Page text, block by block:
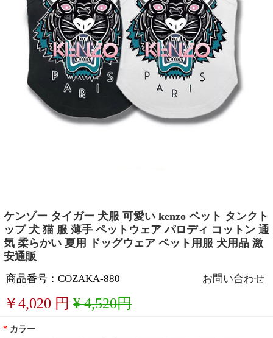
ケンゾー タイガー 犬服 可愛い kenzo ペット タンクト
ップ 犬 猫 服 薄手 ペットウェア パロディ コットン 通
気 柔らかい 夏用 ドッグウェア ペット用服 犬用品 激
安通販
商品番号：COZAKA-880 お問い合わせ
￥4,020 円 ¥ 4,520円
* カラー